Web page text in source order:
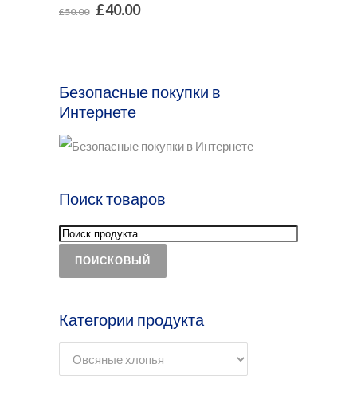
£50.00 £40.00
Безопасные покупки в
Интернете
Поиск товаров
ПОИСКОВЫЙ
Категории продукта